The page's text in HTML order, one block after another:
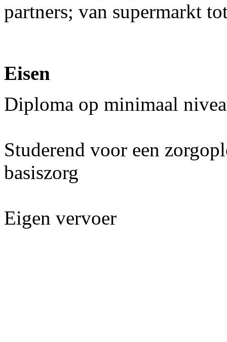
partners; van supermarkt
Eisen
Diploma op minimaal
Studerend voor een
basiszorg
Eigen vervoer